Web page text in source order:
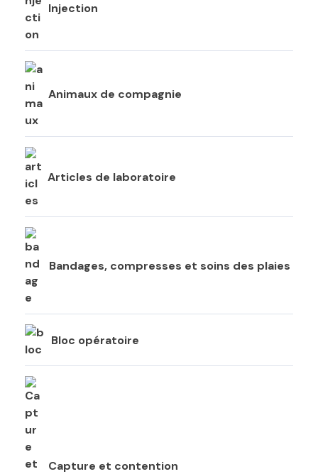
Injection
Animaux de compagnie
Articles de laboratoire
Bandages, compresses et soins des plaies
Bloc opératoire
Capture et contention